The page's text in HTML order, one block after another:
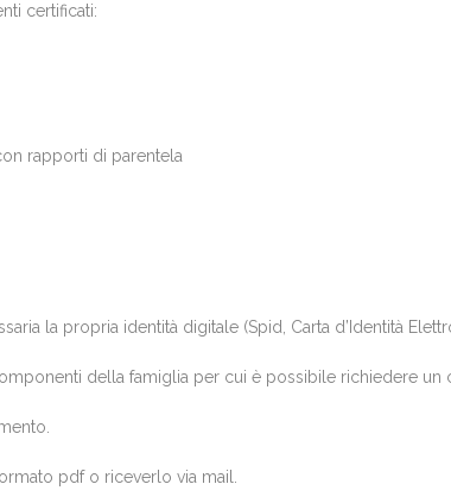
certificati:
rapporti di parentela
la propria identità digitale (Spid, Carta d’Identità
della famiglia per cui è possibile richiedere un
pdf o riceverlo via mail.